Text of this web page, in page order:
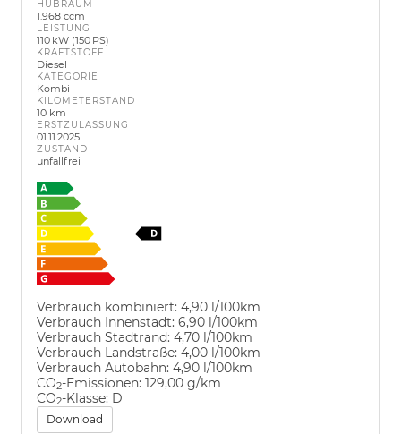
HUBRAUM
1.968 ccm
LEISTUNG
110 kW (150 PS)
KRAFTSTOFF
Diesel
KATEGORIE
Kombi
KILOMETERSTAND
10 km
ERSTZULASSUNG
01.11.2025
ZUSTAND
unfallfrei
Verbrauch kombiniert: 4,90 l/100km
Verbrauch Innenstadt: 6,90 l/100km
Verbrauch Stadtrand: 4,70 l/100km
Verbrauch Landstraße: 4,00 l/100km
Verbrauch Autobahn: 4,90 l/100km
CO2-Emissionen: 129,00 g/km
CO2-Klasse: D
Download